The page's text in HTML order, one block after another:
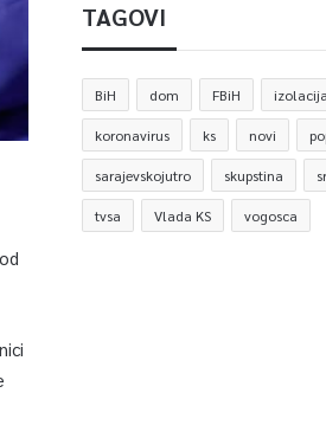
TAGOVI
BiH dom FBiH izolacija
koronavirus ks novi
sarajevskojutro skupstina
tvsa Vlada KS vogosca